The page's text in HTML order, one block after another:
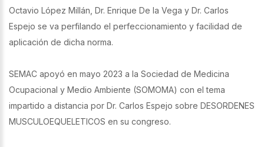
Octavio López Millán, Dr. Enrique De la Vega y Dr. Carlos
Espejo se va perfilando el perfeccionamiento y facilidad de
aplicación de dicha norma.
SEMAC apoyó en mayo 2023 a la Sociedad de Medicina
Ocupacional y Medio Ambiente (SOMOMA) con el tema
impartido a distancia por Dr. Carlos Espejo sobre DESORDENES
MUSCULOEQUELETICOS en su congreso.